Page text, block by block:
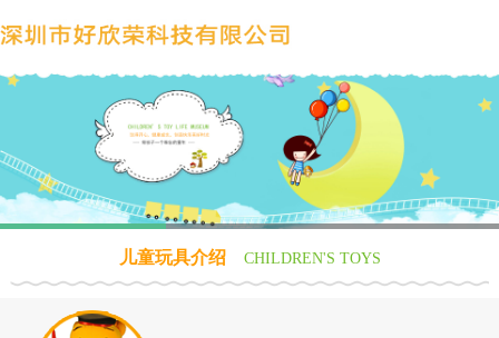
儿童玩具介绍 CHILDREN'S TOYS